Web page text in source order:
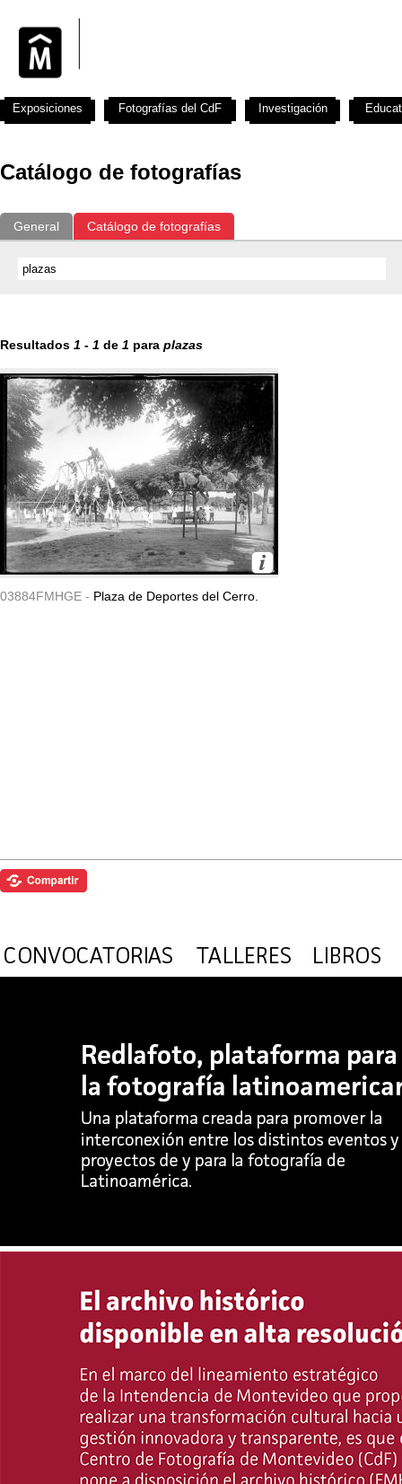
Catálogo de fotografías
General Catálogo de fotografías
Resultados 1 - 1 de 1 para plazas
03884FMHGE - Plaza de Deportes del Cerro.
Exposiciones Fotografías del CdF Investigación